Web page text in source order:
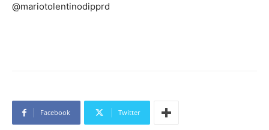
@mariotolentinodipprd
Facebook Twitter